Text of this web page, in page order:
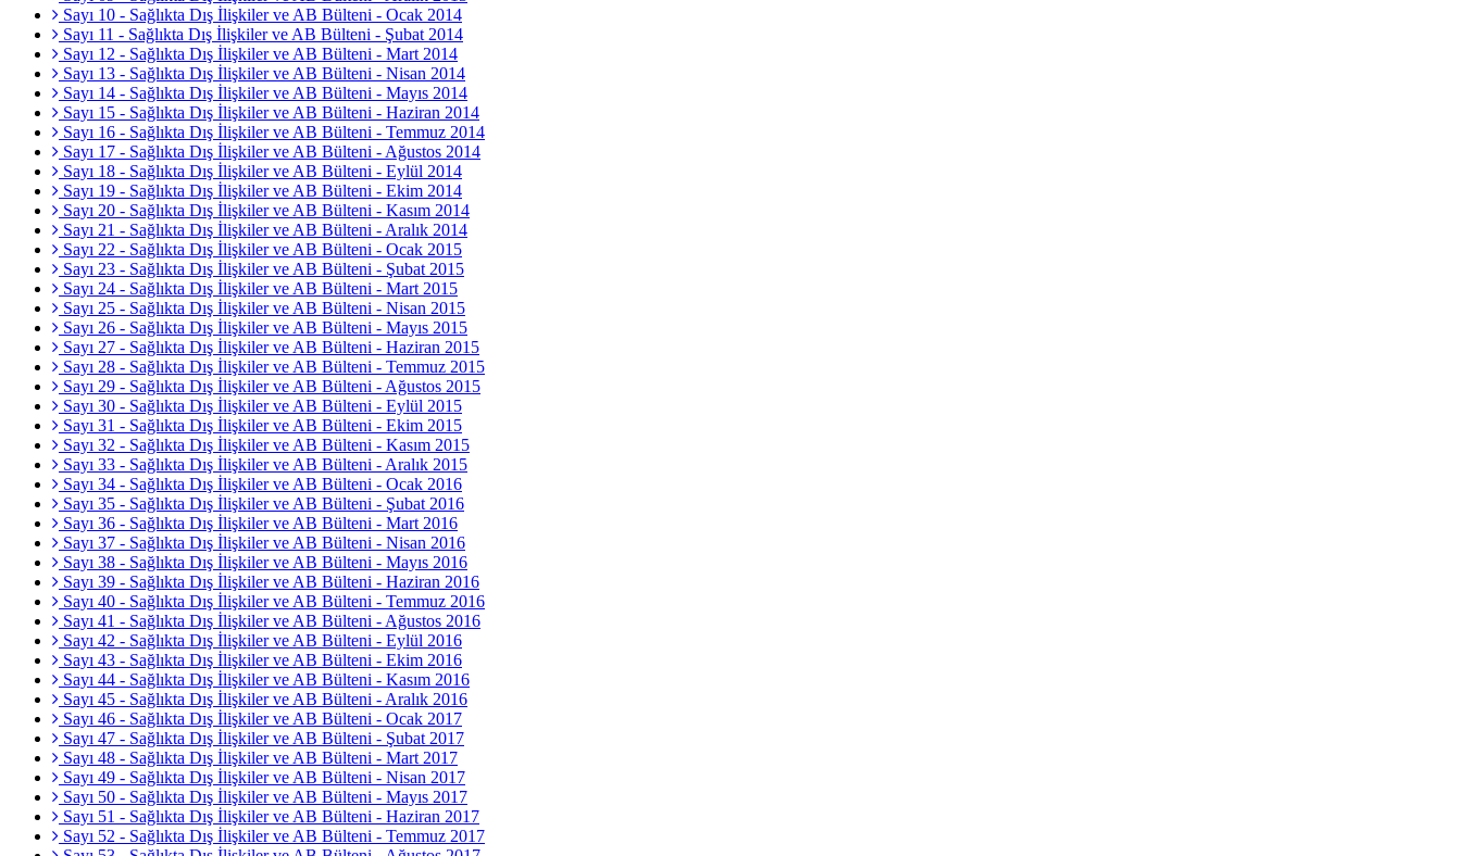
Sayı 10 - Sağlıkta Dış İlişkiler ve AB Bülteni - Ocak 2014
Sayı 11 - Sağlıkta Dış İlişkiler ve AB Bülteni - Şubat 2014
Sayı 12 - Sağlıkta Dış İlişkiler ve AB Bülteni - Mart 2014
Sayı 13 - Sağlıkta Dış İlişkiler ve AB Bülteni - Nisan 2014
Sayı 14 - Sağlıkta Dış İlişkiler ve AB Bülteni - Mayıs 2014
Sayı 15 - Sağlıkta Dış İlişkiler ve AB Bülteni - Haziran 2014
Sayı 16 - Sağlıkta Dış İlişkiler ve AB Bülteni - Temmuz 2014
Sayı 17 - Sağlıkta Dış İlişkiler ve AB Bülteni - Ağustos 2014
Sayı 18 - Sağlıkta Dış İlişkiler ve AB Bülteni - Eylül 2014
Sayı 19 - Sağlıkta Dış İlişkiler ve AB Bülteni - Ekim 2014
Sayı 20 - Sağlıkta Dış İlişkiler ve AB Bülteni - Kasım 2014
Sayı 21 - Sağlıkta Dış İlişkiler ve AB Bülteni - Aralık 2014
Sayı 22 - Sağlıkta Dış İlişkiler ve AB Bülteni - Ocak 2015
Sayı 23 - Sağlıkta Dış İlişkiler ve AB Bülteni - Şubat 2015
Sayı 24 - Sağlıkta Dış İlişkiler ve AB Bülteni - Mart 2015
Sayı 25 - Sağlıkta Dış İlişkiler ve AB Bülteni - Nisan 2015
Sayı 26 - Sağlıkta Dış İlişkiler ve AB Bülteni - Mayıs 2015
Sayı 27 - Sağlıkta Dış İlişkiler ve AB Bülteni - Haziran 2015
Sayı 28 - Sağlıkta Dış İlişkiler ve AB Bülteni - Temmuz 2015
Sayı 29 - Sağlıkta Dış İlişkiler ve AB Bülteni - Ağustos 2015
Sayı 30 - Sağlıkta Dış İlişkiler ve AB Bülteni - Eylül 2015
Sayı 31 - Sağlıkta Dış İlişkiler ve AB Bülteni - Ekim 2015
Sayı 32 - Sağlıkta Dış İlişkiler ve AB Bülteni - Kasım 2015
Sayı 33 - Sağlıkta Dış İlişkiler ve AB Bülteni - Aralık 2015
Sayı 34 - Sağlıkta Dış İlişkiler ve AB Bülteni - Ocak 2016
Sayı 35 - Sağlıkta Dış İlişkiler ve AB Bülteni - Şubat 2016
Sayı 36 - Sağlıkta Dış İlişkiler ve AB Bülteni - Mart 2016
Sayı 37 - Sağlıkta Dış İlişkiler ve AB Bülteni - Nisan 2016
Sayı 38 - Sağlıkta Dış İlişkiler ve AB Bülteni - Mayıs 2016
Sayı 39 - Sağlıkta Dış İlişkiler ve AB Bülteni - Haziran 2016
Sayı 40 - Sağlıkta Dış İlişkiler ve AB Bülteni - Temmuz 2016
Sayı 41 - Sağlıkta Dış İlişkiler ve AB Bülteni - Ağustos 2016
Sayı 42 - Sağlıkta Dış İlişkiler ve AB Bülteni - Eylül 2016
Sayı 43 - Sağlıkta Dış İlişkiler ve AB Bülteni - Ekim 2016
Sayı 44 - Sağlıkta Dış İlişkiler ve AB Bülteni - Kasım 2016
Sayı 45 - Sağlıkta Dış İlişkiler ve AB Bülteni - Aralık 2016
Sayı 46 - Sağlıkta Dış İlişkiler ve AB Bülteni - Ocak 2017
Sayı 47 - Sağlıkta Dış İlişkiler ve AB Bülteni - Şubat 2017
Sayı 48 - Sağlıkta Dış İlişkiler ve AB Bülteni - Mart 2017
Sayı 49 - Sağlıkta Dış İlişkiler ve AB Bülteni - Nisan 2017
Sayı 50 - Sağlıkta Dış İlişkiler ve AB Bülteni - Mayıs 2017
Sayı 51 - Sağlıkta Dış İlişkiler ve AB Bülteni - Haziran 2017
Sayı 52 - Sağlıkta Dış İlişkiler ve AB Bülteni - Temmuz 2017